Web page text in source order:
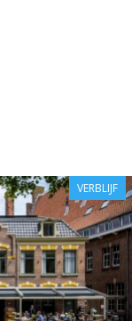
VERBLIJF